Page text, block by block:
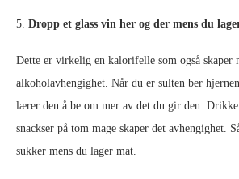
5. Dropp et glass vin her og der mens du
Dette er virkelig en kalorifelle som også skaper
alkoholavhengighet. Når du er sulten ber
lærer den å be om mer av det du gir den.
snackser på tom mage skaper det avhengighet.
sukker mens du lager mat.